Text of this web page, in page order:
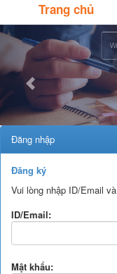
Trang chủ
Previous
Đăng nhập
Đăng ký
Vui lòng nhập ID/Email
ID/Email:
Mật khẩu: